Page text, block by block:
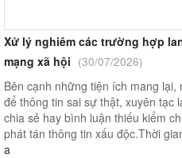
Xử lý nghiêm các trường hợp
mạng xã hội (30/07/2026)
Bên cạnh những tiện ích mang
để thông tin sai sự thật, xuyên tạc
chia sẻ hay bình luận thiếu kiểm
phát tán thông tin xấu độc.Thời
a